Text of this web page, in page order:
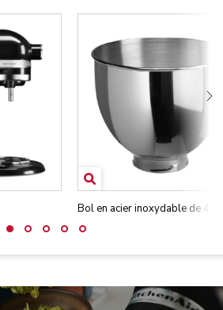
Bol en acier inoxydable de 4,7